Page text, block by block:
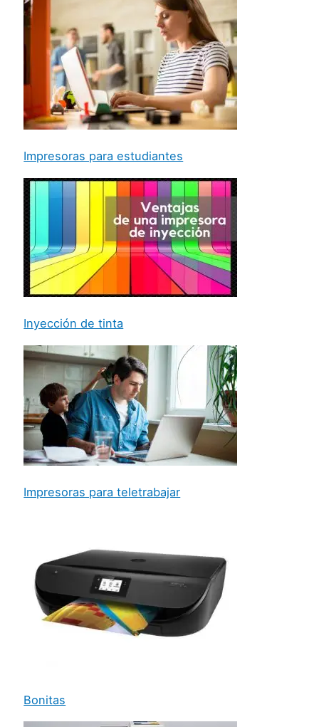
Impresoras para estudiantes
Inyección de tinta
Impresoras para teletrabajar
Bonitas